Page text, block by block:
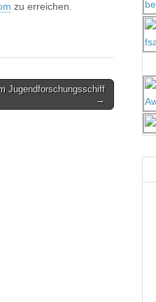
zu erreichen.
Jugendforschungsschiff
→